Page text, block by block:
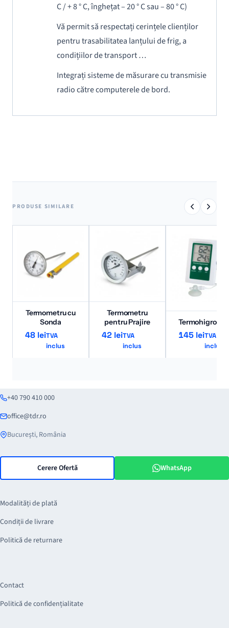
C / + 8 ° C, înghețat – 20 ° C sau – 80 ° C)
Vă permit să respectați cerințele clienților
pentru trasabilitatea lanțului de frig, a
condițiilor de transport …
Integrați sisteme de măsurare cu transmisie
radio către computerele de bord.
PRODUSE SIMILARE
Termometru cu
Sonda
48 leiTVA
inclus
Termometru
pentru Prajire
42 leiTVA
inclus
145 leiTVA
inclus
+40 790 410 000
office@tdr.ro
București, România
Cerere Ofertă WhatsApp
Modalități de plată
Condiții de livrare
Politică de returnare
Contact
Politică de confidențialitate